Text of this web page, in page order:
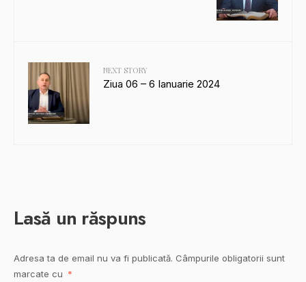
NEXT STORY
Ziua 06 – 6 Ianuarie 2024
Lasă un răspuns
Adresa ta de email nu va fi publicată. Câmpurile obligatorii sunt
marcate cu *